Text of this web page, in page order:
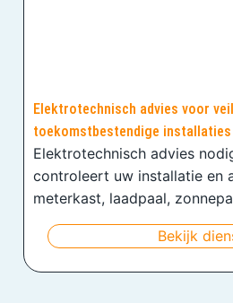
Elektrotechnisch advies voor
toekomstbestendige installaties
Elektrotechnisch advies
controleert uw installatie en
meterkast, laadpaal,
Bekijk